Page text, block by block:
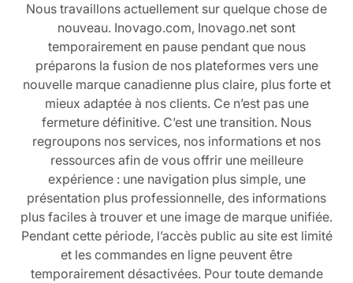
Nous travaillons actuellement sur quelque chose de
nouveau. Inovago.com, Inovago.net sont
temporairement en pause pendant que nous
préparons la fusion de nos plateformes vers une
nouvelle marque canadienne plus claire, plus forte et
mieux adaptée à nos clients. Ce n’est pas une
fermeture définitive. C’est une transition. Nous
regroupons nos services, nos informations et nos
ressources afin de vous offrir une meilleure
expérience : une navigation plus simple, une
présentation plus professionnelle, des informations
plus faciles à trouver et une image de marque unifiée.
Pendant cette période, l’accès public au site est limité
et les commandes en ligne peuvent être
temporairement désactivées. Pour toute demande